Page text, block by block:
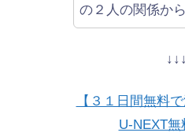
の２人の関係か
↓↓↓
【３１日間無料
U-NEXT